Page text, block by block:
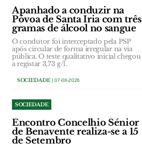
Apanhado a conduzir na
Póvoa de Santa Iria com três
gramas de álcool no sangue
O condutor foi interceptado pela PSP
após circular de forma irregular na via
pública. O teste qualitativo inicial chegou
a registar 3,73 g/l.
SOCIEDADE| 07-08-2026
SOCIEDADE
Encontro Concelhio Sénior
de Benavente realiza-se a 15
de Setembro